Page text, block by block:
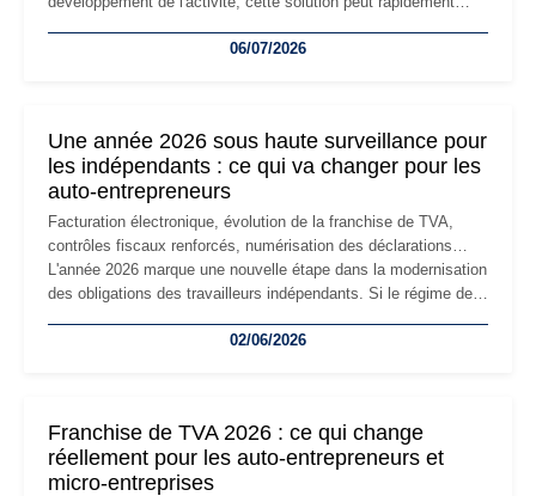
professionnels, recrutement, image de marque… Le
06/07/2026
Une année 2026 sous haute surveillance pour
les indépendants : ce qui va changer pour les
auto-entrepreneurs
Facturation électronique, évolution de la franchise de TVA,
contrôles fiscaux renforcés, numérisation des déclarations…
L'année 2026 marque une nouvelle étape dans la modernisation
des obligations des travailleurs indépendants. Si le régime de
les auto-entrepreneurs devront s'adapter à un environnement
02/06/2026
Franchise de TVA 2026 : ce qui change
réellement pour les auto-entrepreneurs et
micro-entreprises